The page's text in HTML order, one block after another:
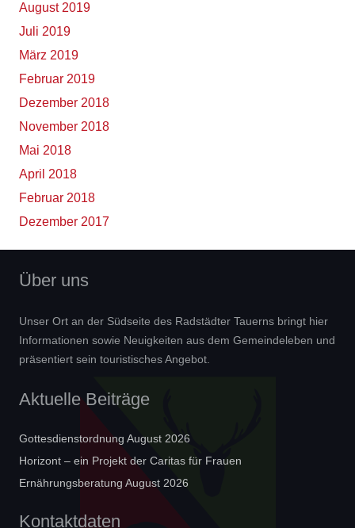
August 2019
Juli 2019
März 2019
Februar 2019
Dezember 2018
November 2018
Mai 2018
April 2018
Februar 2018
Dezember 2017
Über uns
Unser Ort an der Südseite des Radstädter Tauerns bringt hier
Informationen sowie Neuigkeiten aus dem Gemeindeleben und
präsentiert sein touristisches Angebot.
Aktuelle Beiträge
Gottesdienstordnung August 2026
Horizont – ein Projekt der Caritas für Frauen
Ernährungsberatung August 2026
Kontaktdaten